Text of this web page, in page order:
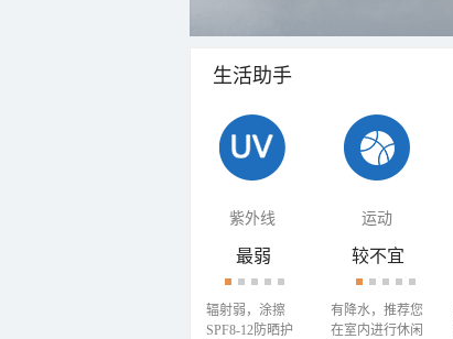
生活助手
紫外线 运动
最弱
辐射弱，涂擦
SPF8-12防晒护
较不宜
有降水，推荐您
在室内进行休闲